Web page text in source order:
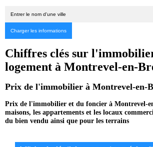
Chiffres clés sur
logement à Montrevel-en-
Prix de l'immobilier à Montrevel-en-
Prix de l'immobilier et du foncier à Montrevel-
maisons, les appartements et les locaux
du bien vendu ainsi que pour les terrains